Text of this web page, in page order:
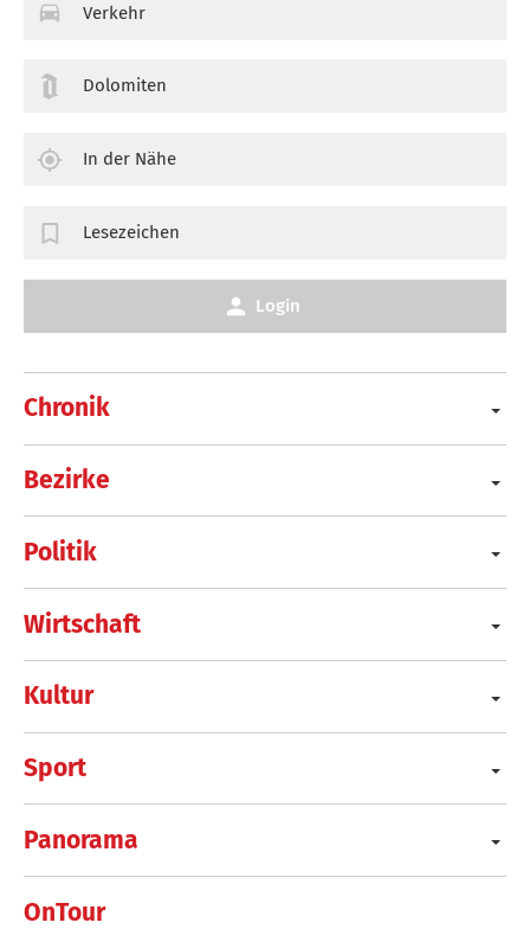
Chronik
Bezirke
Politik
Wirtschaft
Kultur
Sport
Panorama
OnTour
Verkehr
Dolomiten
In der Nähe
Lesezeichen
Login